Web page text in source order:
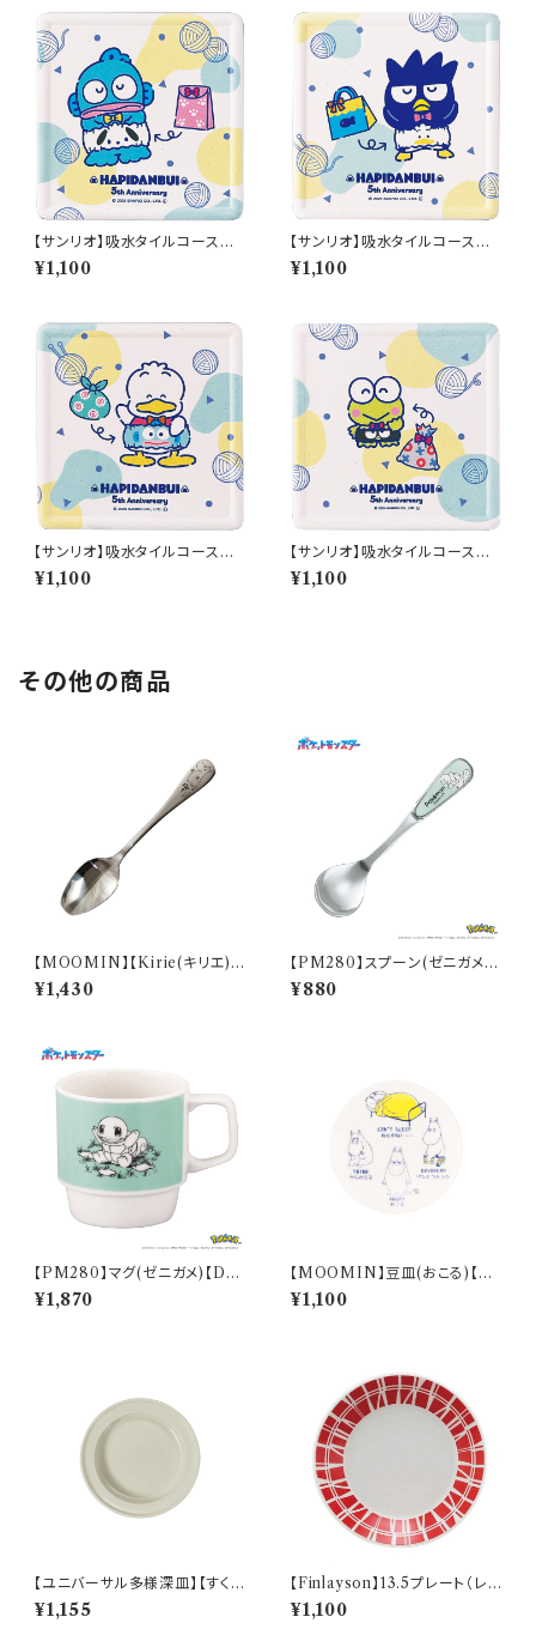
【サンリオ】吸水タイルコースタ
ー(ハンギョドン)【SAN170】SA
N173-346
¥1,100
【サンリオ】吸水タイルコースタ
ー(バッドばつ丸)【SAN170】SA
N174-346
¥1,100
【サンリオ】吸水タイルコースタ
ー(あひるのペックル)【SAN17
0】SAN175-346
¥1,100
【サンリオ】吸水タイルコースタ
ー(けろけろけろっぴ)【SAN17
0】SAN176-346
¥1,100
その他の商品
【MOOMIN】【Kirie(キリエ)】
すくいやすいスプーン（ムーミン）
【MM9000】MM9001-863
¥1,430
【PM280】スプーン(ゼニガメ)
【Daily Sketch】PM283-850
¥880
【PM280】マグ(ゼニガメ)【Dail
y Sketch】PM283-11
¥1,870
【MOOMIN】豆皿(おこる)【M
M14000】MM14003-333
¥1,100
【ユニバーサル多様深皿】【すくい
やすいうつわ】16.5cm ディープ
プレート（ホワイト）【NB10】
¥1,155
【Finlayson】13.5プレート（レッ
ド）【コロナ】
¥1,100